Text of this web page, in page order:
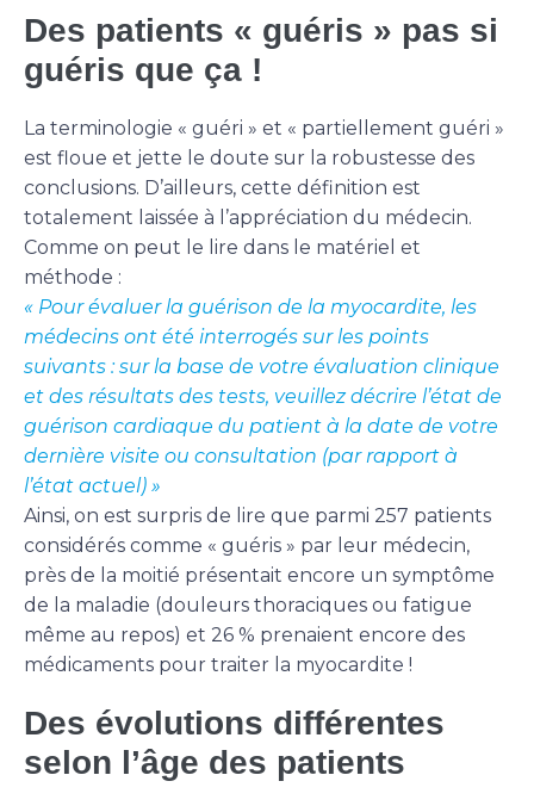
Des patients « guéris » pas si
guéris que ça !
La terminologie « guéri » et « partiellement guéri »
est floue et jette le doute sur la robustesse des
conclusions. D’ailleurs, cette définition est
totalement laissée à l’appréciation du médecin.
Comme on peut le lire dans le matériel et
méthode :
« Pour évaluer la guérison de la myocardite, les
médecins ont été interrogés sur les points
suivants : sur la base de votre évaluation clinique
et des résultats des tests, veuillez décrire l’état de
guérison cardiaque du patient à la date de votre
dernière visite ou consultation (par rapport à
l’état actuel) »
Ainsi, on est surpris de lire que parmi 257 patients
considérés comme « guéris » par leur médecin,
près de la moitié présentait encore un symptôme
de la maladie (douleurs thoraciques ou fatigue
même au repos) et 26 % prenaient encore des
médicaments pour traiter la myocardite !
Des évolutions différentes
selon l’âge des patients